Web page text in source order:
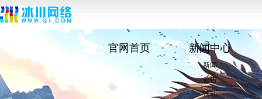
官网首页 新闻中心
新闻
公告
活动